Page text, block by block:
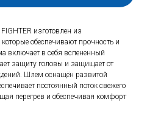
изготовлен из
обеспечивают прочность и
включает в себя вспененный
защиту головы и защищает от
Шлем оснащён развитой
постоянный поток свежего
перегрев и обеспечивая комфорт